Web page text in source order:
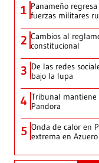
1 Panameño
fuerzas militares
2 Cambios al
constitucional
3 De las redes
bajo la lupa
4 Tribunal mantiene
Pandora
5 Onda de calor en
extrema en